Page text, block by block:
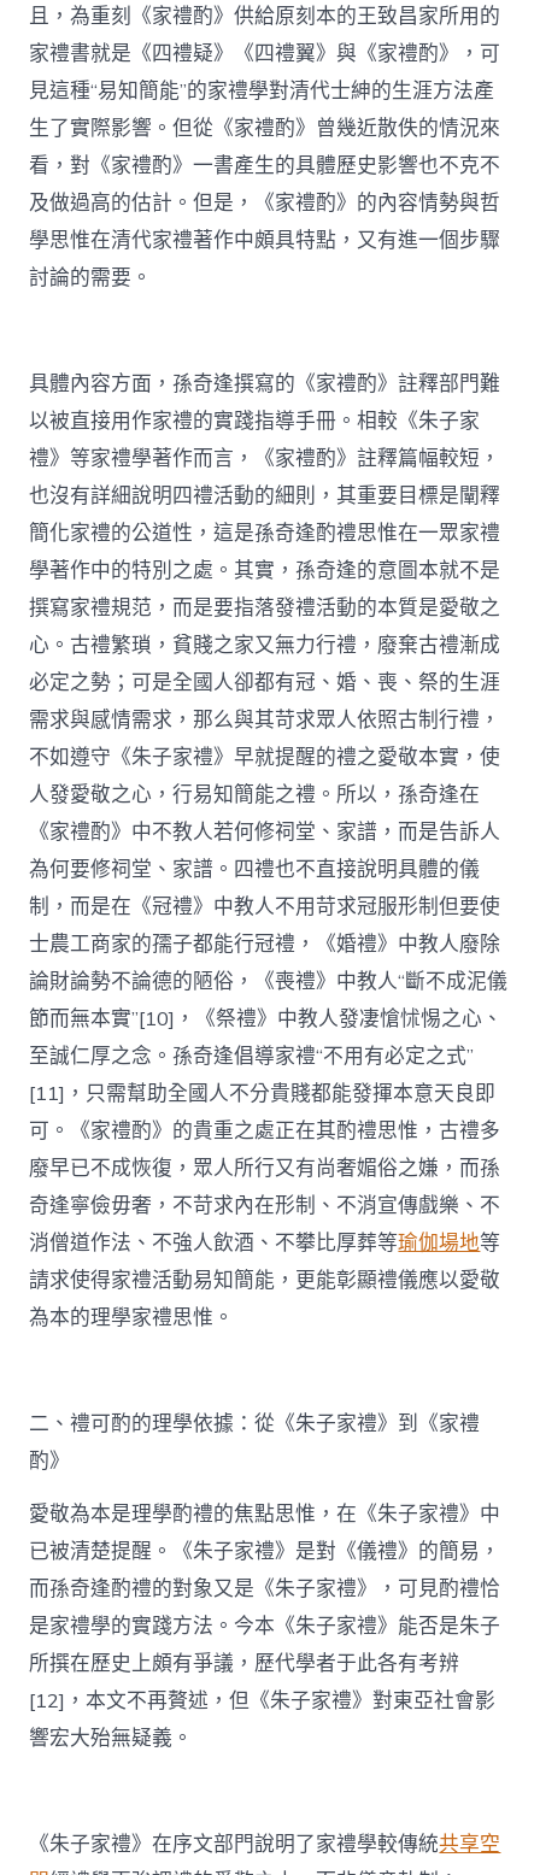
且，為重刻《家禮酌》供給原刻本的王致昌家所用的
家禮書就是《四禮疑》《四禮翼》與《家禮酌》，可
見這種“易知簡能”的家禮學對清代士紳的生涯方法產
生了實際影響。但從《家禮酌》曾幾近散佚的情況來
看，對《家禮酌》一書產生的具體歷史影響也不克不
及做過高的估計。但是，《家禮酌》的內容情勢與哲
學思惟在清代家禮著作中頗具特點，又有進一個步驟
討論的需要。
具體內容方面，孫奇逢撰寫的《家禮酌》註釋部門難
以被直接用作家禮的實踐指導手冊。相較《朱子家
禮》等家禮學著作而言，《家禮酌》註釋篇幅較短，
也沒有詳細說明四禮活動的細則，其重要目標是闡釋
簡化家禮的公道性，這是孫奇逢酌禮思惟在一眾家禮
學著作中的特別之處。其實，孫奇逢的意圖本就不是
撰寫家禮規范，而是要指落發禮活動的本質是愛敬之
心。古禮繁瑣，貧賤之家又無力行禮，廢棄古禮漸成
必定之勢；可是全國人卻都有冠、婚、喪、祭的生涯
需求與感情需求，那么與其苛求眾人依照古制行禮，
不如遵守《朱子家禮》早就提醒的禮之愛敬本實，使
人發愛敬之心，行易知簡能之禮。所以，孫奇逢在
《家禮酌》中不教人若何修祠堂、家譜，而是告訴人
為何要修祠堂、家譜。四禮也不直接說明具體的儀
制，而是在《冠禮》中教人不用苛求冠服形制但要使
士農工商家的孺子都能行冠禮，《婚禮》中教人廢除
論財論勢不論德的陋俗，《喪禮》中教人“斷不成泥儀
節而無本實”[10]，《祭禮》中教人發凄愴怵惕之心、
至誠仁厚之念。孫奇逢倡導家禮“不用有必定之式”
[11]，只需幫助全國人不分貴賤都能發揮本意天良即
可。《家禮酌》的貴重之處正在其酌禮思惟，古禮多
廢早已不成恢復，眾人所行又有尚奢媚俗之嫌，而孫
奇逢寧儉毋奢，不苛求內在形制、不消宣傳戲樂、不
消僧道作法、不強人飲酒、不攀比厚葬等瑜伽場地等
請求使得家禮活動易知簡能，更能彰顯禮儀應以愛敬
為本的理學家禮思惟。
二、禮可酌的理學依據：從《朱子家禮》到《家禮
酌》
愛敬為本是理學酌禮的焦點思惟，在《朱子家禮》中
已被清楚提醒。《朱子家禮》是對《儀禮》的簡易，
而孫奇逢酌禮的對象又是《朱子家禮》，可見酌禮恰
是家禮學的實踐方法。今本《朱子家禮》能否是朱子
所撰在歷史上頗有爭議，歷代學者于此各有考辨
[12]，本文不再贅述，但《朱子家禮》對東亞社會影
響宏大殆無疑義。
《朱子家禮》在序文部門說明了家禮學較傳統共享空